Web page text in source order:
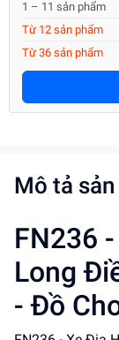
1 – 11 sản phẩm
Từ 12 sản phẩm
Từ 36 sản phẩm
Mô tả
FN236
Long
- Đồ